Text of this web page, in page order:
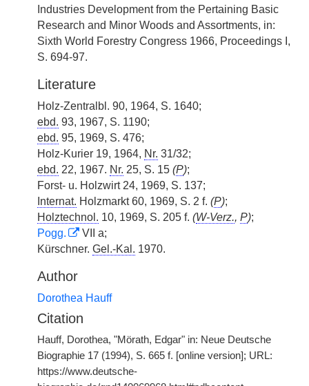
Industries Development from the Pertaining Basic
Research and Minor Woods and Assortments, in:
Sixth World Forestry Congress 1966, Proceedings I,
S. 694-97.
Literature
Holz-Zentralbl. 90, 1964, S. 1640;
ebd. 93, 1967, S. 1190;
ebd. 95, 1969, S. 476;
Holz-Kurier 19, 1964, Nr. 31/32;
ebd. 22, 1967. Nr. 25, S. 15 (P);
Forst- u. Holzwirt 24, 1969, S. 137;
Internat. Holzmarkt 60, 1969, S. 2 f. (P);
Holztechnol. 10, 1969, S. 205 f. (W-Verz., P);
Pogg.
VII a;
Kürschner. Gel.-Kal. 1970.
Author
Dorothea Hauff
Citation
Hauff, Dorothea, "Mörath, Edgar" in: Neue Deutsche
Biographie 17 (1994), S. 665 f. [online version]; URL:
https://www.deutsche-